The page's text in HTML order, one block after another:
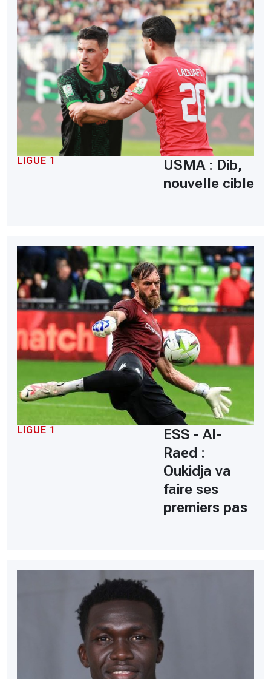
LIGUE 1
USMA : Dib,
nouvelle cible
LIGUE 1
ESS - Al-
Raed :
Oukidja va
faire ses
premiers pas